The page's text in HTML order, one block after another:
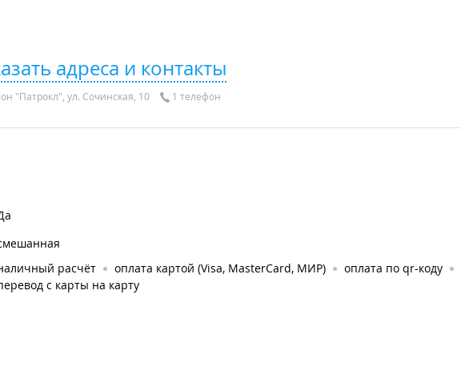
адреса и контакты
"Патрокл", ул. Сочинская, 10 1 телефон
расчёт оплата картой (Visa, MasterCard, МИР)
оплата по qr-коду
с карты на карту